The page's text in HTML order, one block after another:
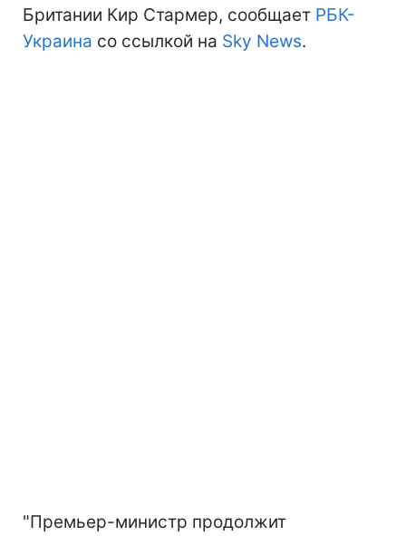
Британии Кир Стармер, сообщает РБК-
Украина со ссылкой на Sky News.
"Премьер-министр продолжит